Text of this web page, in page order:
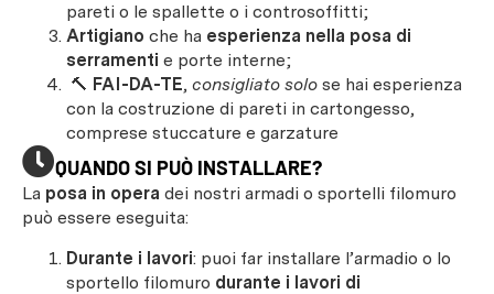
pareti o le spallette o i controsoffitti;
Artigiano che ha esperienza nella posa di
serramenti e porte interne;
🔨 FAI-DA-TE, consigliato solo se hai esperienza
con la costruzione di pareti in cartongesso,
comprese stuccature e garzature
QUANDO SI PUÒ INSTALLARE?
La posa in opera dei nostri armadi o sportelli filomuro
può essere eseguita:
Durante i lavori: puoi far installare l’armadio o lo
sportello filomuro durante i lavori di